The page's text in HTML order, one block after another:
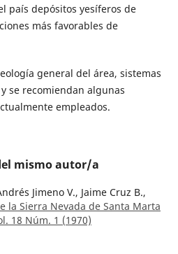
país depósitos yesíferos de
más favorables de
general del área, sistemas
se recomiendan algunas
empleados.
mismo autor/a
Jimeno V., Jaime Cruz B.,
la Sierra Nevada de Santa Marta
18 Núm. 1 (1970)